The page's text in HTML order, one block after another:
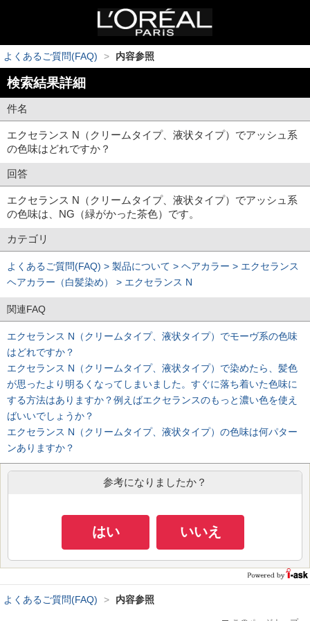
よくあるご質問(FAQ) > 内容参照
検索結果詳細
件名
エクセランス N（クリームタイプ、液状タイプ）でアッシュ系
の色味はどれですか？
回答
エクセランス N（クリームタイプ、液状タイプ）でアッシュ系
の色味は、NG（緑がかった茶色）です。
カテゴリ
よくあるご質問(FAQ) > 製品について > ヘアカラー > エクセランス
ヘアカラー（白髪染め） > エクセランス N
関連FAQ
エクセランス N（クリームタイプ、液状タイプ）でモーヴ系の色味
はどれですか？
エクセランス N（クリームタイプ、液状タイプ）で染めたら、髪色
が思ったより明るくなってしまいました。すぐに落ち着いた色味に
する方法はありますか？例えばエクセランスのもっと濃い色を使え
ばいいでしょうか？
エクセランス N（クリームタイプ、液状タイプ）の色味は何パター
ンありますか？
参考になりましたか？
はい いいえ
よくあるご質問(FAQ) > 内容参照